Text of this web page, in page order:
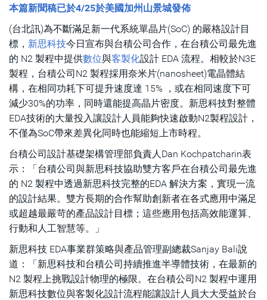
本篇新聞稿已於4/25於美國加州山景城發佈
(台北訊)為不斷滿足新一代系統單晶片(SoC) 的嚴格設計目
標， 新思科技今日宣布與台積公司合作，在台積公司最先進
的 N2 製程中提供數位與客製化設計 EDA 流程。相較於N3E
製程，台積公司N2 製程採用奈米片(nanosheet)電晶體結
構，在相同功耗下可提升速度達 15% ，或在相同速度下可
減少30%的功率，同時還能提高晶片密度。新思科技對整體
EDA技術的大量投入讓設計人員能夠快速啟動N2製程設計，
不僅為SoC帶來差異化同時也能縮短上市時程。
台積公司設計基礎架構管理部負責人Dan Kochpatcharin表
示：「台積公司與新思科技協助雙方客戶在台積公司最先進
的 N2 製程中透過新思科技完整的EDA 解決方案，實現一流
的設計結果。雙方長期的合作幫助創新者在各式應用中滿足
或超越最嚴苛的產品設計目標；這些應用包括高效能運算、
行動和人工智慧等。」
新思科技 EDA事業群策略與產品管理副總裁Sanjay Bali說
道：「新思科技和台積公司持續推進半導體技術，在最新的
N2 製程上挑戰設計物理的極限。在台積公司N2 製程中運用
新思科技數位與客製化設計流程能讓設計人員大大受益於台